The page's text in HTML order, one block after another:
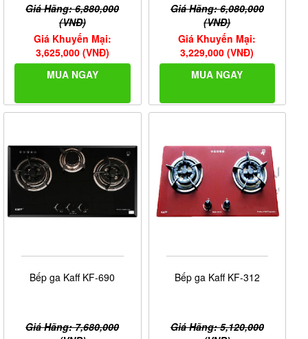
Giá Hãng: 6,880,000
(VNĐ)
Giá Khuyến Mại:
3,625,000 (VNĐ)
MUA NGAY
Giá Hãng: 6,080,000
(VNĐ)
Giá Khuyến Mại:
3,229,000 (VNĐ)
MUA NGAY
Bếp ga Kaff KF-690
Giá Hãng: 7,680,000
Bếp ga Kaff KF-312
Giá Hãng: 5,120,000